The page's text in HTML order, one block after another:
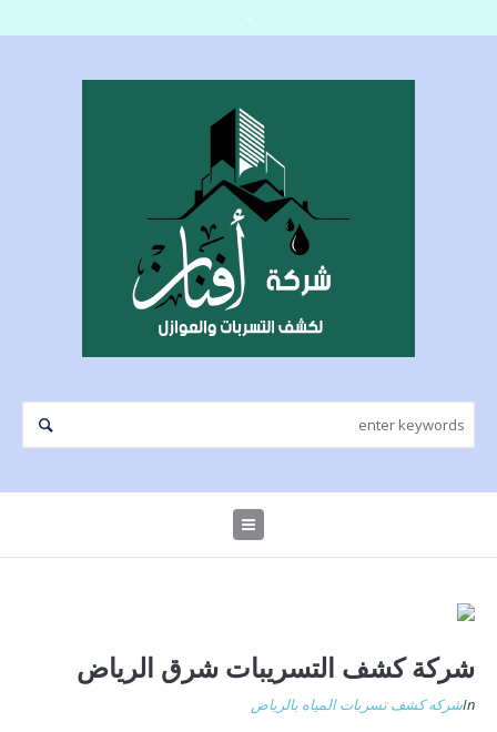
شركة كشف التسريبات شرق الرياض
Inشركه كشف تسربات المياه بالرياض